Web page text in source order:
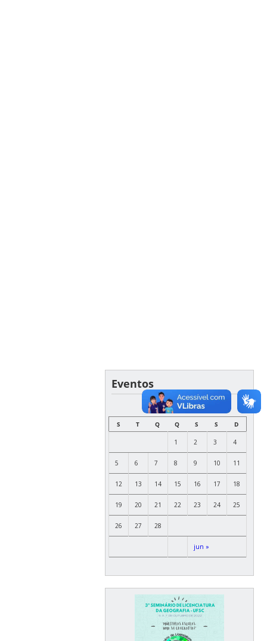
Eventos
FEVEREIRO
S
T Q Q S S D
jun »
1 2 3 4
5 6 7 8 9 10 11
12 13 14 15 16 17 18
19 20 21 22 23 24 25
26 27 28